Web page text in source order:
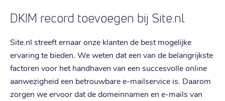
DKIM record toevoegen bij Site.nl
Site.nl streeft ernaar onze klanten de best mogelijke
ervaring te bieden. We weten dat een van de belangrijkste
factoren voor het handhaven van een succesvolle online
aanwezigheid een betrouwbare e-mailservice is. Daarom
zorgen we ervoor dat de domeinnamen en e-mails van